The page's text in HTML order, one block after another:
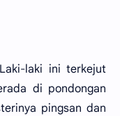
laki ini terkejut
di pondongan
pingsan dan